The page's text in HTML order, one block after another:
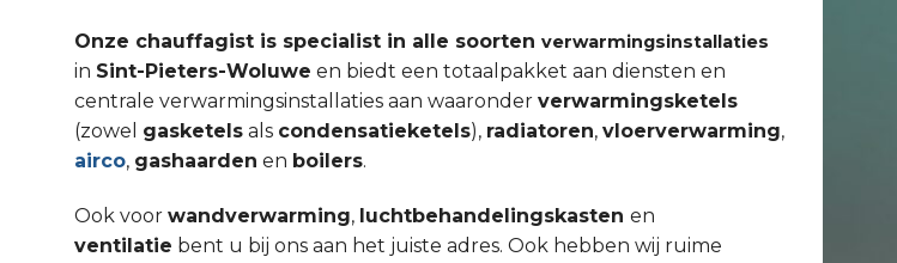
Onze chauffagist is specialist in alle soorten verwarmingsinstallaties
in Sint-Pieters-Woluwe en biedt een totaalpakket aan diensten en
centrale verwarmingsinstallaties aan waaronder verwarmingsketels
(zowel gasketels als condensatieketels), radiatoren, vloerverwarming,
airco, gashaarden en boilers.
Ook voor wandverwarming, luchtbehandelingskasten en
ventilatie bent u bij ons aan het juiste adres. Ook hebben wij ruime